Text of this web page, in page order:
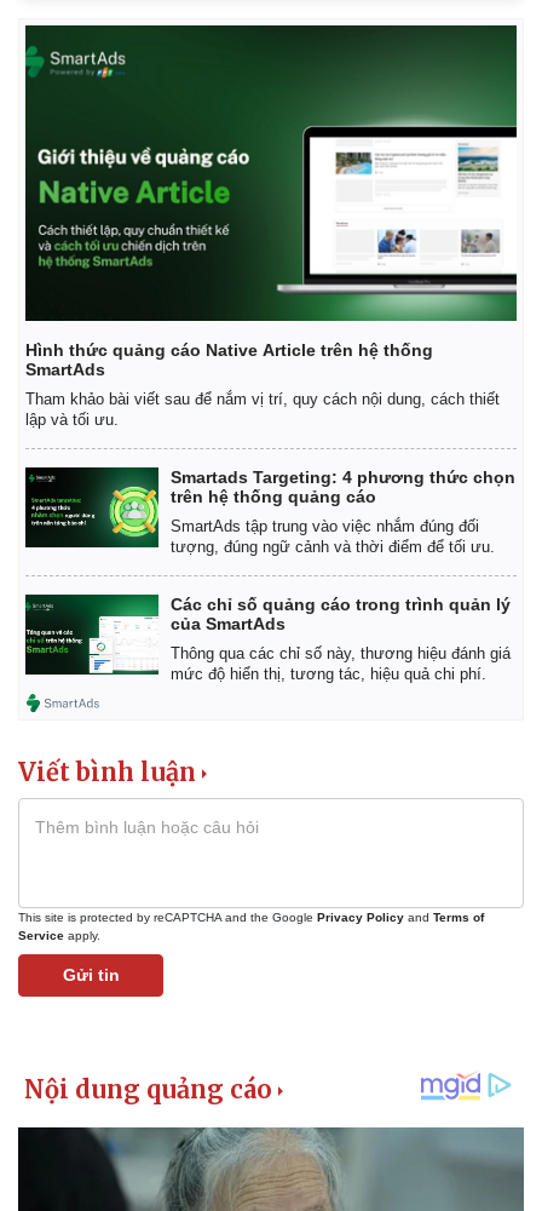
Bất động sản
Thị trường
Hình thức quảng cáo Native Article trên hệ thống
SmartAds
Tham khảo bài viết sau để nắm vị trí, quy cách nội dung, cách thiết
lập và tối ưu.
Smartads Targeting: 4 phương thức chọn
trên hệ thống quảng cáo
SmartAds tập trung vào việc nhắm đúng đối
tượng, đúng ngữ cảnh và thời điểm để tối ưu.
Các chỉ số quảng cáo trong trình quản lý
của SmartAds
Thông qua các chỉ số này, thương hiệu đánh giá
mức độ hiển thị, tương tác, hiệu quả chi phí.
Viết bình luận
This site is protected by reCAPTCHA and the Google Privacy Policy and Terms of
Service apply.
Gửi tin